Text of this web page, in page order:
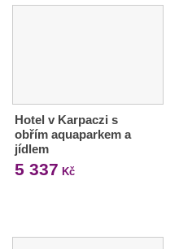
Hotel v Karpaczi s
obřím aquaparkem a
jídlem
5 337 Kč